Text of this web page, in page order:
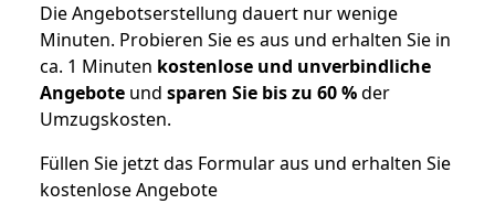
Die Angebotserstellung dauert nur wenige
Minuten. Probieren Sie es aus und erhalten Sie in
ca. 1 Minuten kostenlose und unverbindliche
Angebote und sparen Sie bis zu 60 %der
Umzugskosten.
Füllen Sie jetzt das Formular aus und erhalten Sie
kostenlose Angebote